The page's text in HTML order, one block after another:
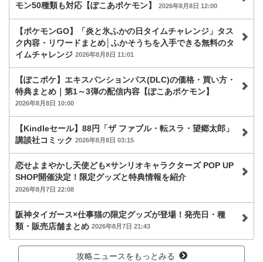
モン50種類も対応【ぽこあポケモン】
2026年8月8日 12:00
【ポケモンGO】「炎と氷ふかの日タイムチャレンジ」タス
ク内容・リワードまとめ│ふかそうちを入手できる無料のタ
イムチャレンジ 2026年8月8日 11:01
【ぽこポケ】エキスパンションパス(DLC)の価格・買い方・
特典まとめ｜第1～3弾の配信内容【ぽこあポケモン】
2026年8月8日 10:00
【Kindleセール】88円「ザ ファブル・転スラ・望郷太郎」
講談社コミック 2026年8月8日 03:15
恋せよまやかし天使ども×サンリオキャラクターズ POP UP
SHOP開催決定！限定グッズと特典情報を紹介
2026年8月7日 22:08
阪神タイガース×仕事猫の限定グッズが登場！発売日・種
類・販売店舗まとめ 2026年8月7日 21:43
攻略ニュースをもっとみる